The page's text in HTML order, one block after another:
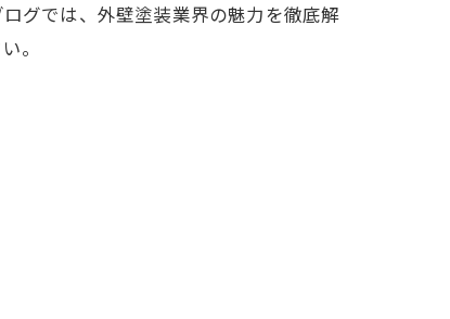
グでは、外壁塗装業界の魅力を徹底解
。